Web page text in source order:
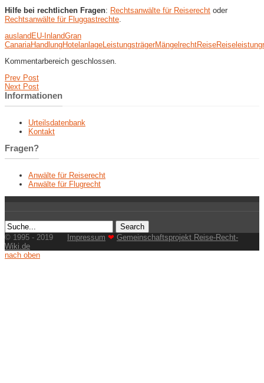
Hilfe bei rechtlichen Fragen: Rechtsanwälte für Reiserecht oder
Rechtsanwälte für Fluggastrechte
auslandEU-InlandGran
CanariaHandlungHotelanlageLeistungsträgerMängelrechtReiseReiseleistung
Kommentarbereich geschlossen.
Prev Post
Next Post
Informationen
Urteilsdatenbank
Kontakt
Fragen?
Anwälte für Reiserecht
Anwälte für Flugrecht
© 1995 - 2019 Impressum ❤ Gemeinschaftsprojekt Reise-Recht-
Wiki.de
nach oben